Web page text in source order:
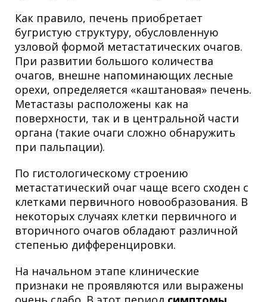
Как правило, печень приобретает
бугристую структуру, обусловленную
узловой формой метастатических очагов.
При развитии большого количества
очагов, внешне напоминающих лесные
орехи, определяется «каштановая» печень.
Метастазы расположены как на
поверхности, так и в центральной части
органа (такие очаги сложно обнаружить
при пальпации).
По гистологическому строению
метастатический очаг чаще всего сходен с
клетками первичного новообразования. В
некоторых случаях клетки первичного и
вторичного очагов обладают различной
степенью дифференцировки.
На начальном этапе клинические
признаки не проявляются или выражены